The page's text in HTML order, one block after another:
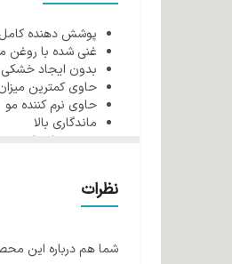
برای آبرسانی و تقویت
شوند و در نتیجه در
کراتین مو چیست؟
کراتین پروتئین
مهم است. وسایل
فواید روغن ماکادمیا
پوشش دهنده
غنی شده با روغن
بدون ایجاد خشکی
حاوی کمترین
حاوی نرم کننده مو
ماندگاری بالا
نظرات
شما هم درباره این